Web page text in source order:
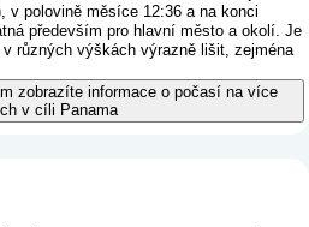
v polovině měsíce 12:36 a na konci
především pro hlavní město a okolí. Je
různých výškách výrazně lišit, zejména
zobrazíte informace o počasí na více
v cíli Panama